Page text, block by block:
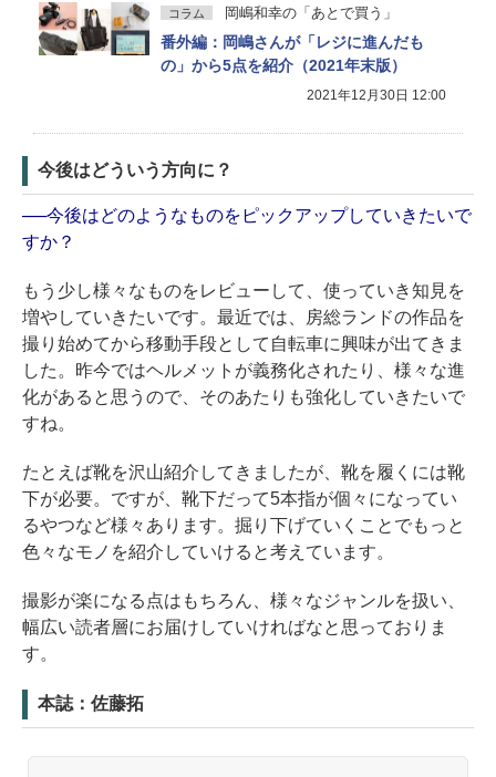
コラム 岡嶋和幸の「あとで買う」
番外編：岡嶋さんが「レジに進んだも
の」から5点を紹介（2021年末版）
2021年12月30日 12:00
今後はどういう方向に？
──今後はどのようなものをピックアップしていきたいで
すか？
もう少し様々なものをレビューして、使っていき知見を
増やしていきたいです。最近では、房総ランドの作品を
撮り始めてから移動手段として自転車に興味が出てきま
した。昨今ではヘルメットが義務化されたり、様々な進
化があると思うので、そのあたりも強化していきたいで
すね。
たとえば靴を沢山紹介してきましたが、靴を履くには靴
下が必要。ですが、靴下だって5本指が個々になってい
るやつなど様々あります。掘り下げていくことでもっと
色々なモノを紹介していけると考えています。
撮影が楽になる点はもちろん、様々なジャンルを扱い、
幅広い読者層にお届けしていければなと思っておりま
す。
本誌：佐藤拓